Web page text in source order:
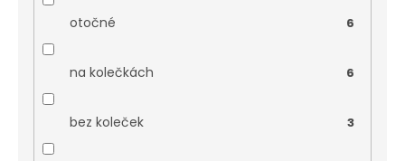
otočné 6
na kolečkách 6
bez koleček 3